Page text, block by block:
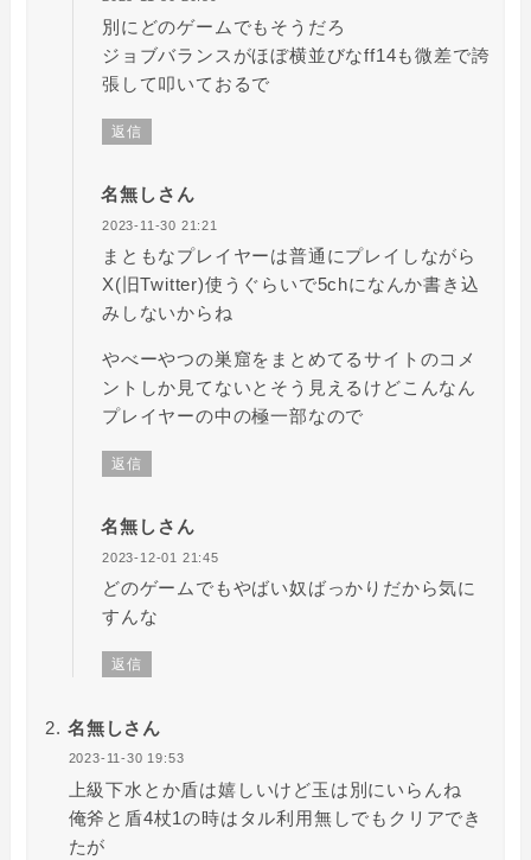
別にどのゲームでもそうだろ
ジョブバランスがほぼ横並びなff14も微差で誇
張して叩いておるで
返信
名無しさん
2023-11-30 21:21
まともなプレイヤーは普通にプレイしながら
X(旧Twitter)使うぐらいで5chになんか書き込
みしないからね
やべーやつの巣窟をまとめてるサイトのコメ
ントしか見てないとそう見えるけどこんなん
プレイヤーの中の極一部なので
返信
名無しさん
2023-12-01 21:45
どのゲームでもやばい奴ばっかりだから気に
すんな
返信
名無しさん
2023-11-30 19:53
上級下水とか盾は嬉しいけど玉は別にいらんね
俺斧と盾4杖1の時はタル利用無しでもクリアでき
たが